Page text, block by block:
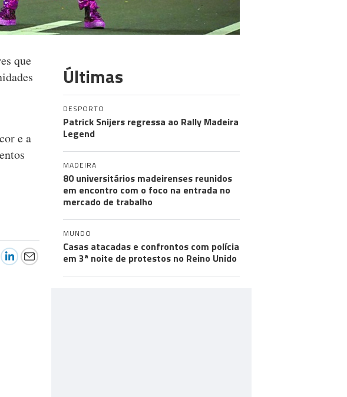
que
e a
Últimas
DESPORTO
Patrick Snijers regressa ao Rally Madeira
Legend
MADEIRA
80 universitários madeirenses reunidos
em encontro com o foco na entrada no
mercado de trabalho
MUNDO
Casas atacadas e confrontos com polícia
em 3ª noite de protestos no Reino Unido